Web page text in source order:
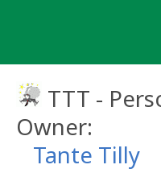
TTT -
Owner:
Tante Tilly